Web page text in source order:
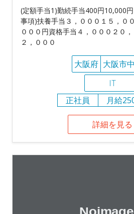
(定額手当1)勤続手当400円10,000
事項)扶養手当３，０００１５，０
０００円資格手当４，０００２０
２，０００
大阪府 大阪市
IT
正社員
月給
詳細を見る